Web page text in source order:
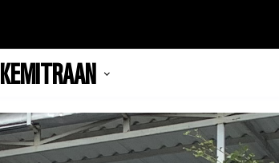
KEMITRAAN